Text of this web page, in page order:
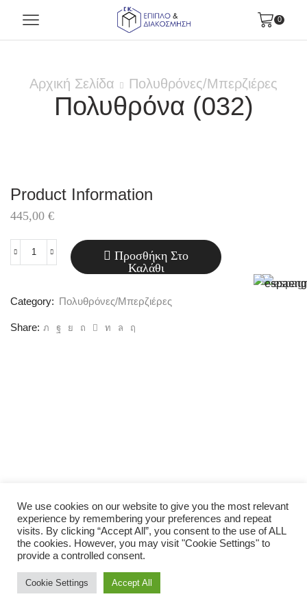
0
Αρχική Σελίδα Πολυθρόνες/Μπερζιέρες
Πολυθρόνα (032)
Product Information
445,00 €
Πολυθρόνα
ποσότητα
Προσθήκη Στο
Καλάθι
Category: Πολυθρόνες/Μπερζιέρες
Share:
We use cookies on our website to give you the most relevant
experience by remembering your preferences and repeat
visits. By clicking “Accept All”, you consent to the use of ALL
the cookies. However, you may visit "Cookie Settings" to
provide a controlled consent.
Cookie Settings Accept All